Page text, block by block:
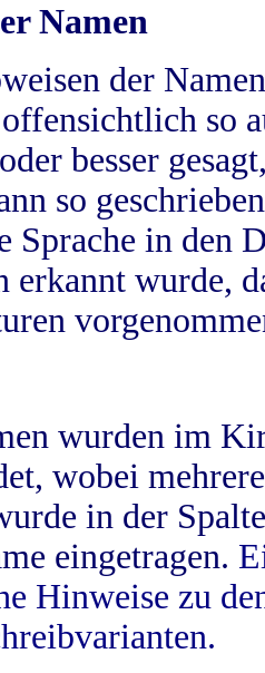
Namen
der
so
besser
so
Sprache in
erkannt wurde,
wurden im
wobei
in der
eingetragen.
Hinweise zu